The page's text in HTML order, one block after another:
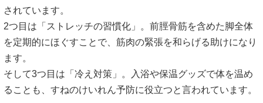
されています。
2つ目は「ストレッチの習慣化」。前脛骨筋を含めた脚全体
を定期的にほぐすことで、筋肉の緊張を和らげる助けになり
ます。
そして3つ目は「冷え対策」。入浴や保温グッズで体を温め
ることも、すねのけいれん予防に役立つと言われています。